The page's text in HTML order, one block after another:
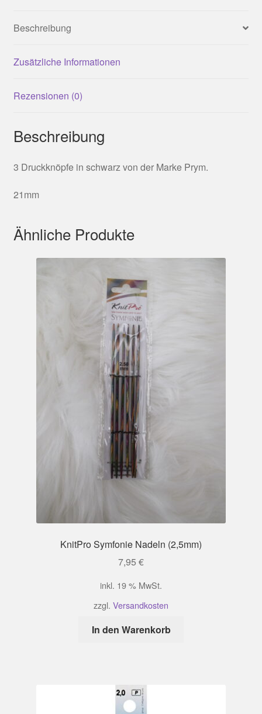
Beschreibung
Zusätzliche Informationen
Rezensionen (0)
Beschreibung
3 Druckknöpfe in schwarz von der Marke Prym.
21mm
Ähnliche Produkte
KnitPro Symfonie Nadeln (2,5mm)
7,95 €
inkl. 19 % MwSt.
zzgl. Versandkosten
In den Warenkorb